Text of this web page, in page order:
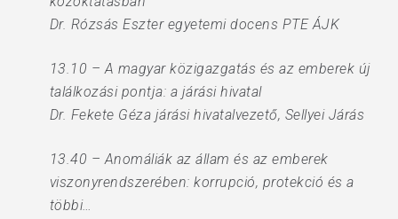
Dr. Rózsás Eszter egyetemi docens PTE ÁJK
13.10 – A magyar közigazgatás és az emberek új
találkozási pontja: a járási hivatal
Dr. Fekete Géza járási hivatalvezető, Sellyei Járás
13.40 – Anomáliák az állam és az emberek
viszonyrendszerében: korrupció, protekció és a
többi…